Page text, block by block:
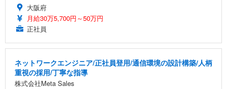
大阪府
月給30万5,700円～50万円
正社員
ネットワークエンジニア/正社員登用/通信環境の設計構築/人柄
重視の採用/丁寧な指導
株式会社Meta Sales